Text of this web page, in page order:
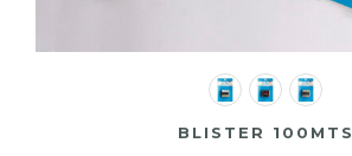
BLISTER 100MTS